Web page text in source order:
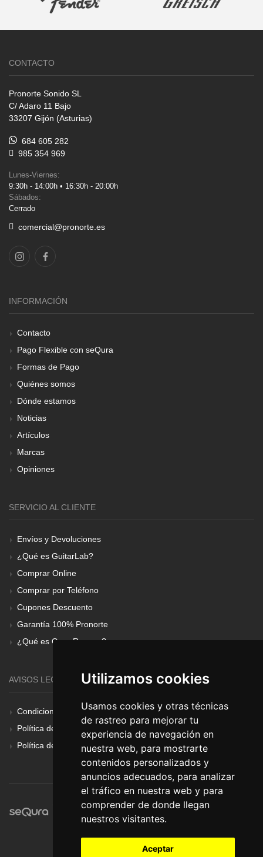
Utilizamos cookies
Usamos cookies y otras técnicas
de rastreo para mejorar tu
experiencia de navegación en
nuestra web, para mostrarte
contenidos personalizados y
anuncios adecuados, para analizar
el tráfico en nuestra web y para
comprender de donde llegan
nuestros visitantes.
Aceptar
CONTACTO
Pronorte Sonido SL
C/ Adaro 11 Bajo
33207 Gijón (Asturias)
684 605 282
985 354 969
Lunes-Viernes:
9:30h - 14:00h • 16:30h - 20:00h
Sábados:
Cerrado
comercial@pronorte.es
INFORMACIÓN
Contacto
Pago Flexible con seQura
Formas de Pago
Quiénes somos
Dónde estamos
Noticias
Artículos
Marcas
Opiniones
SERVICIO AL CLIENTE
Envíos y Devoluciones
¿Qué es GuitarLab?
Comprar Online
Comprar por Teléfono
Cupones Descuento
Garantía 100% Pronorte
¿Qué es Gear Renove?
AVISOS LEGALES
Condiciones Generales
Política de Cookies
Política de Privacidad